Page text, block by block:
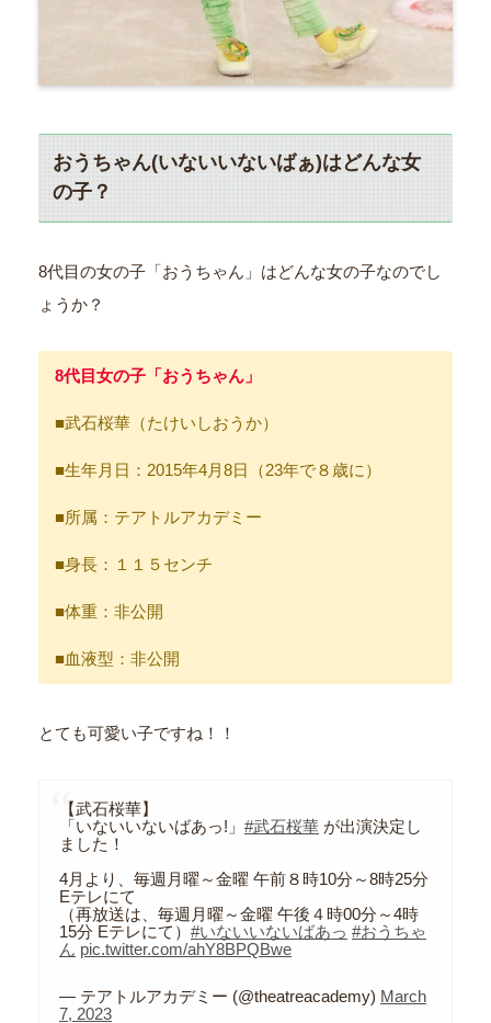
おうちゃん(いないいないばぁ)はどんな女
の子？
8代目の女の子「おうちゃん」はどんな女の子なのでし
ょうか？
8代目女の子「おうちゃん」
■武石桜華（たけいしおうか）
■生年月日：2015年4月8日（23年で８歳に）
■所属：テアトルアカデミー
■身長：１１５センチ
■体重：非公開
■血液型：非公開
とても可愛い子ですね！！
【武石桜華】
「いないいないばあっ!」 #武石桜華 が出演決定し
ました！
4月より、毎週月曜～金曜 午前８時10分～8時25分
Eテレにて
（再放送は、毎週月曜～金曜 午後４時00分～4時
15分 Eテレにて） #いないいないばあっ #おうちゃ
ん pic.twitter.com/ahY8BPQBwe
— テアトルアカデミー (@theatreacademy) March
7, 2023